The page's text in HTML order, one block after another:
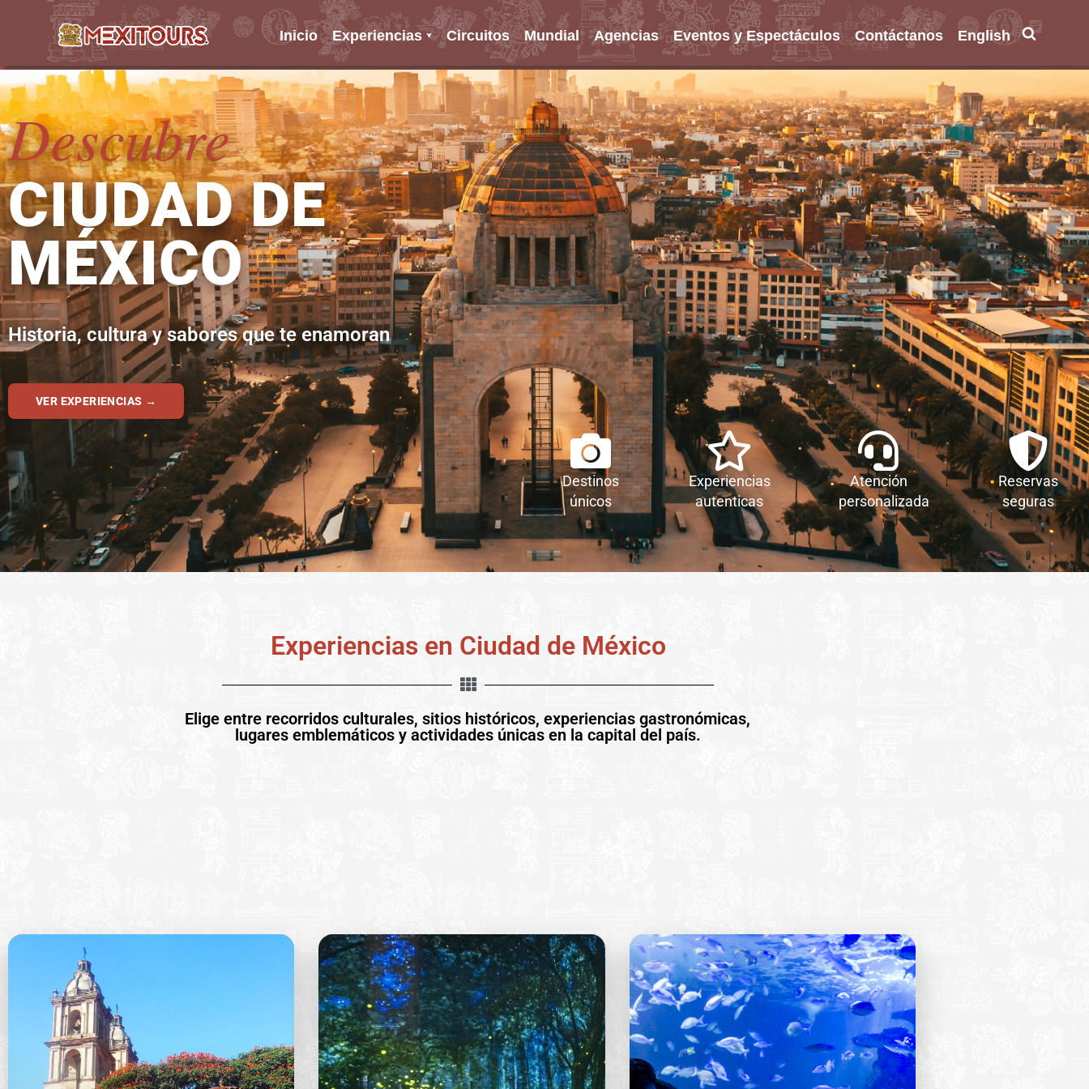
al
contenido
Inicio Experiencias Circuitos Mundial Agencias Eventos y Espectáculos Contáctanos English
Descubre
CIUDAD DE
MÉXICO
Historia, cultura y sabores que te enamoran
VER EXPERIENCIAS →
Destinos
únicos
Experiencias
autenticas
Atención
personalizada
Reservas
seguras
Experiencias en Ciudad de México
Elige entre recorridos culturales, sitios históricos, experiencias gastronómicas,
lugares emblemáticos y actividades únicas en la capital del país.